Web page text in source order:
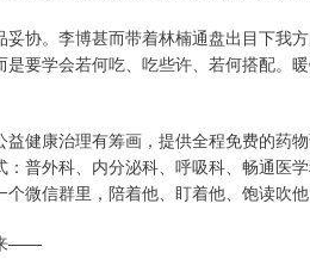
协。李博甚而带着林楠通盘出目下我
要学会若何吃、吃些许、若何搭配。
健康治理有筹画，提供全程免费的药
普外科、内分泌科、呼吸科、畅通医
微信群里，陪着他、盯着他、饱读吹他
来——